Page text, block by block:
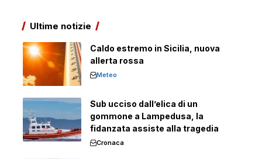
Ultime notizie
Caldo estremo in Sicilia, nuova
allerta rossa
Meteo
Sub ucciso dall’elica di un
gommone a Lampedusa, la
fidanzata assiste alla tragedia
Cronaca